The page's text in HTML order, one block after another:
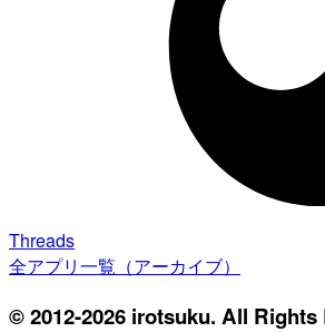
Threads
全アプリ一覧（アーカイブ）
© 2012-2026 irotsuku. All Rights